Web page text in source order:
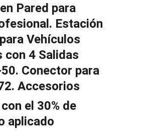
Pared para
Estación
Vehículos
con 4 Salidas
Conector para
Accesorios
el 30% de
aplicado